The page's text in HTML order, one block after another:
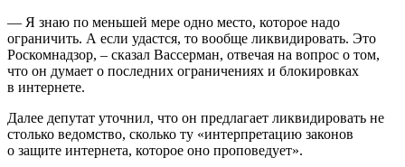
— Я знаю по меньшей мере одно место, которое надо
ограничить. А если удастся, то вообще ликвидировать. Это
Роскомнадзор, – сказал Вассерман, отвечая на вопрос о том,
что он думает о последних ограничениях и блокировках
в интернете.
Далее депутат уточнил, что он предлагает ликвидировать не
столько ведомство, сколько ту «интерпретацию законов
о защите интернета, которое оно проповедует».